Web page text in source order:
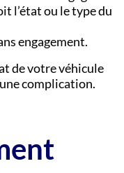
l’état ou le type du
engagement.
de votre véhicule
complication.